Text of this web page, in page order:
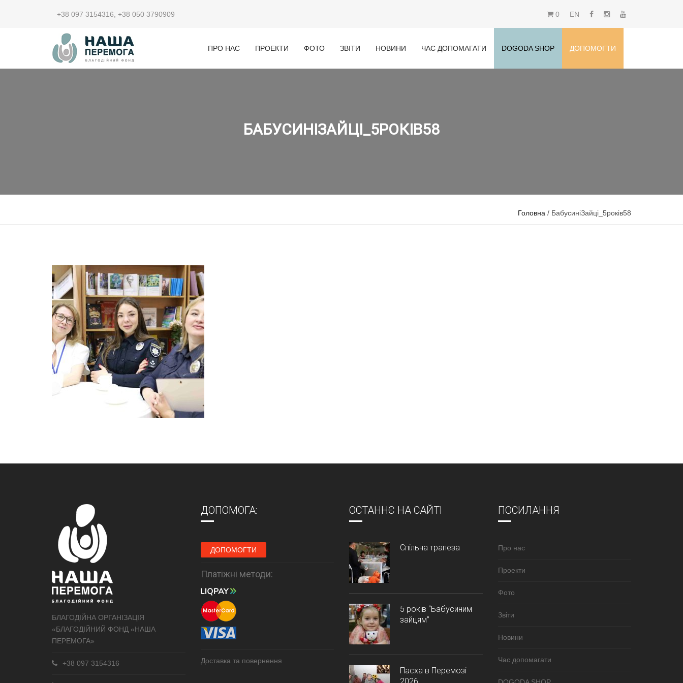
+38 097 3154316 +38 050 3790909 0 EN
ПРО НАС ПРОЕКТИ ФОТО ЗВІТИ НОВИНИ ЧАС ДОПОМАГАТИ DOGODA SHOP ДОПОМОГТИ
БАБУСИНІЗАЙЦІ_5РОКІВ58
Головна / БабусиніЗайці_5років58
БЛАГОДІЙНА ОРГАНІЗАЦІЯ
«БЛАГОДІЙНИЙ ФОНД «НАША
ПЕРЕМОГА»
+38 097 3154316
ДОПОМОГА:
ДОПОМОГТИ
Платіжні методи:
Доставка та повернення
ОСТАННЄ НА САЙТІ
Спільна трапеза
5 років “Бабусиним
зайцям”
Пасха в Перемозі
ПОСИЛАННЯ
Про нас
Проекти
Фото
Звіти
Новини
Час допомагати